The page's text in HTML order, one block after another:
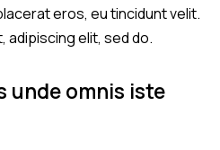
eros, eu tincidunt velit.
elit, sed do.
unde omnis iste